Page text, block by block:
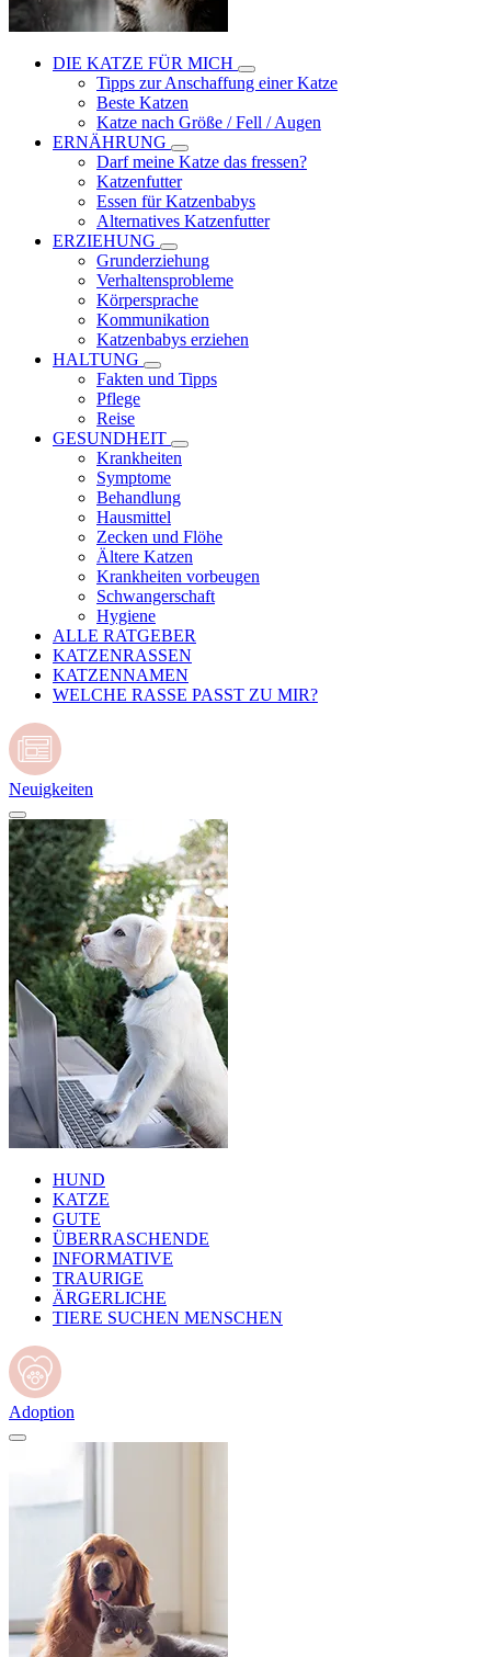
DIE KATZE FÜR MICH
Tipps zur Anschaffung einer Katze
Beste Katzen
Katze nach Größe / Fell / Augen
ERNÄHRUNG
Darf meine Katze das fressen?
Katzenfutter
Essen für Katzenbabys
Alternatives Katzenfutter
ERZIEHUNG
Grunderziehung
Verhaltensprobleme
Körpersprache
Kommunikation
Katzenbabys erziehen
HALTUNG
Fakten und Tipps
Pflege
Reise
GESUNDHEIT
Krankheiten
Symptome
Behandlung
Hausmittel
Zecken und Flöhe
Ältere Katzen
Krankheiten vorbeugen
Schwangerschaft
Hygiene
ALLE RATGEBER
KATZENRASSEN
KATZENNAMEN
WELCHE RASSE PASST ZU MIR?
Neuigkeiten
HUND
KATZE
GUTE
ÜBERRASCHENDE
INFORMATIVE
TRAURIGE
ÄRGERLICHE
TIERE SUCHEN MENSCHEN
Adoption